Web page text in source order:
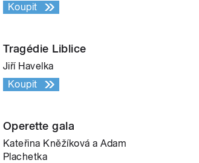
Koupit
Tragédie Liblice
Jiří Havelka
Koupit
Operette gala
Kateřina Kněžíková a Adam
Plachetka